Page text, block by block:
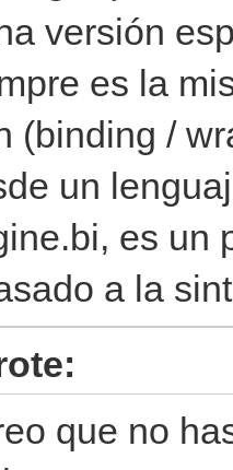
versión
es la
(binding /
un
es un
a la
que no